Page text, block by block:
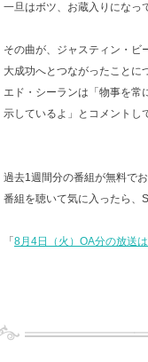
一旦はボツ、お蔵入りになっ
その曲が、ジャスティン・ビ
大成功へとつながったことに
エド・シーランは「物事を常
示しているよ」とコメントし
過去1週間分の番組が無料で
番組を聴いて気に入ったら、
「 8月4日（火）OA分の放送